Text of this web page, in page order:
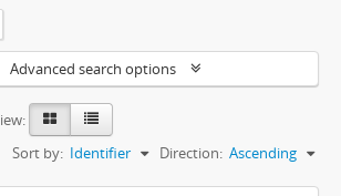
Advanced search options
Sort by: Identifier Direction: Ascending